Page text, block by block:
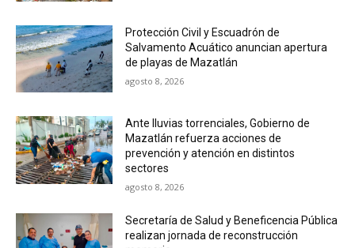
Protección Civil y Escuadrón de
Salvamento Acuático anuncian apertura
de playas de Mazatlán
agosto 8, 2026
Ante lluvias torrenciales, Gobierno de
Mazatlán refuerza acciones de
prevención y atención en distintos
sectores
agosto 8, 2026
Secretaría de Salud y Beneficencia Pública
realizan jornada de reconstrucción